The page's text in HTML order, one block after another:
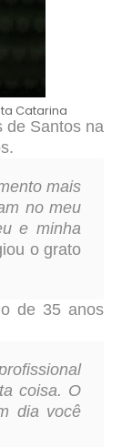
Catarina
de Santos na
mais
no meu
e minha
o grato
de 35 anos
coisa. O
dia você